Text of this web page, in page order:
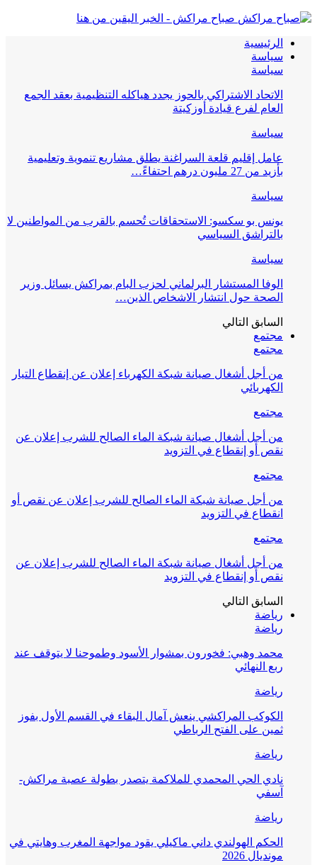
صباح مراكش - الخبر اليقين من هنا
الرئيسية
سياسة
سياسة
الاتحاد الاشتراكي بالحوز يجدد هياكله التنظيمية بعقد الجمع
العام لفرع قيادة أوزكيتة
سياسة
عامل إقليم قلعة السراغنة يطلق مشاريع تنموية وتعليمية
بأزيد من 27 مليون درهم احتفاءً…
سياسة
يونس بو سكسو: الاستحقاقات تُحسم بالقرب من المواطنين لا
بالتراشق السياسي
سياسة
الوفا المستشار البرلماني لحزب البام بمراكش يسائل وزير
الصحة حول انتشار الاشخاص الذين…
السابق التالي
مجتمع
مجتمع
من أجل أشغال صيانة شبكة الكهرباء إعلان عن إنقطاع التيار
الكهربائي
مجتمع
من أجل أشغال صيانة شبكة الماء الصالح للشرب إعلان عن
نقص أو إنقطاع في التزويد
مجتمع
من أجل صيانة شبكة الماء الصالح للشرب إعلان عن نقص أو
انقطاع في التزويد
مجتمع
من أجل أشغال صيانة شبكة الماء الصالح للشرب إعلان عن
نقص أو إنقطاع في التزويد
السابق التالي
رياضة
رياضة
محمد وهبي: فخورون بمشوار الأسود وطموحنا لا يتوقف عند
ربع النهائي
رياضة
الكوكب المراكشي ينعش آمال البقاء في القسم الأول بفوز
ثمين على الفتح الرباطي
رياضة
نادي الحي المحمدي للملاكمة يتصدر بطولة عصبة مراكش-
آسفي
رياضة
الحكم الهولندي داني ماكيلي يقود مواجهة المغرب وهايتي في
مونديال 2026